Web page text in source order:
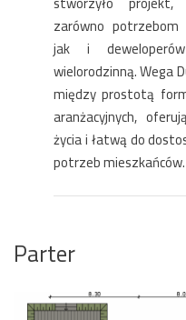
zarówno potrzebom
jak i
wielorodzinną. Wega
między prostotą
aranżacyjnych,
życia i łatwą do
potrzeb mieszkańców.
Parter